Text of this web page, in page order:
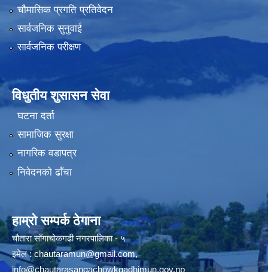
चौमासिक प्रगति प्रतिवेदन
सार्वजनिक सुनुवाई
सार्वजनिक परीक्षण
विधुतीय शुसासन सेवा
घटना दर्ता
सामाजिक सुरक्षा
नागरिक वडापत्र
निवेदनको ढाँचा
हाम्रो सम्पर्क ठेगाना
चौतारा साँगाचोकगढी नगरपालिका - ५
इमेल :chautaramun@gmail.com,
info@chautarasangachowkgadhimun.gov.np